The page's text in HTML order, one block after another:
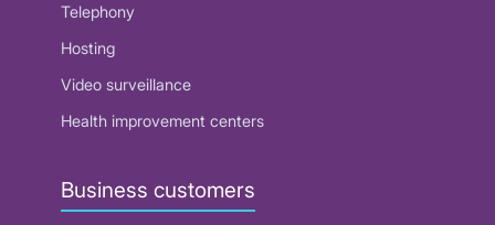
Telephony
Hosting
Video surveillance
Health improvement centers
Business customers